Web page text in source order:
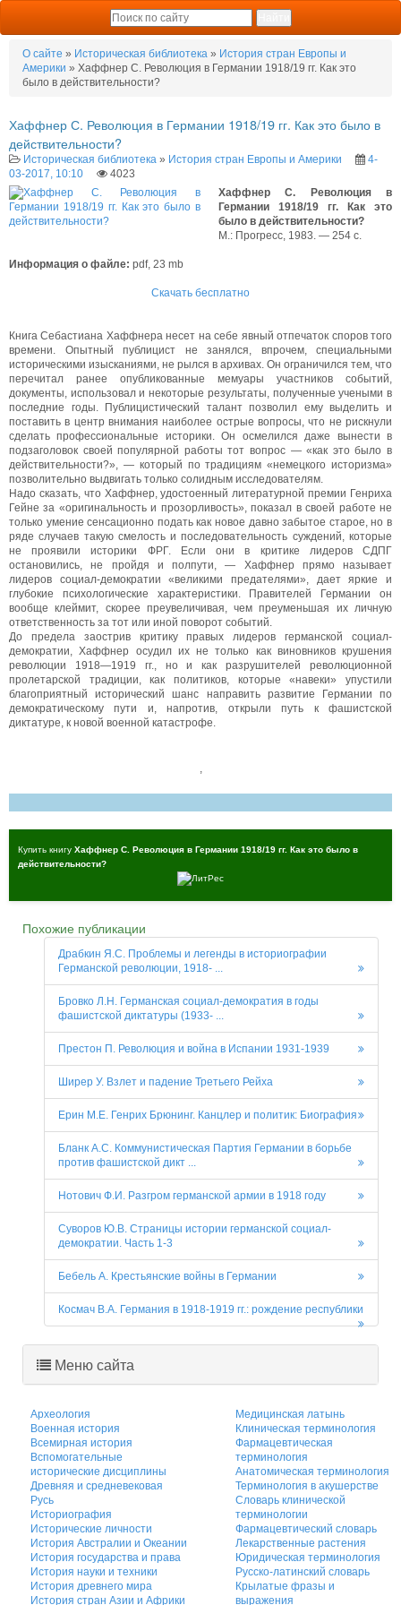
О сайте » Историческая библиотека » История стран Европы и
Америки » Хаффнер С. Революция в Германии 1918/19 гг. Как это
было в действительности?
Хаффнер С. Революция в Германии 1918/19 гг. Как это было в
действительности?
Историческая библиотека » История стран Европы и Америки
4-
03-2017, 10:10
4023
Хаффнер С. Революция в
Германии 1918/19 гг. Как это
было в действительности?
М.: Прогресс, 1983. — 254 с.
Информация о файле: pdf, 23 mb
Скачать бесплатно
Книга Себастиана Хаффнера несет на себе явный отпечаток споров того
времени. Опытный публицист не занялся, впрочем, специальными
историческими изысканиями, не рылся в архивах. Он ограничился тем, что
перечитал ранее опубликованные мемуары участников событий,
документы, использовал и некоторые результаты, полученные учеными в
последние годы. Публицистический талант позволил ему выделить и
поставить в центр внимания наиболее острые вопросы, что не рискнули
сделать профессиональные историки. Он осмелился даже вынести в
подзаголовок своей популярной работы тот вопрос — «как это было в
действительности?», — который по традициям «немецкого историзма»
позволительно выдвигать только солидным исследователям.
Надо сказать, что Хаффнер, удостоенный литературной премии Генриха
Гейне за «оригинальность и прозорливость», показал в своей работе не
только умение сенсационно подать как новое давно забытое старое, но в
ряде случаев такую смелость и последовательность суждений, которые
не проявили историки ФРГ. Если они в критике лидеров СДПГ
остановились, не пройдя и полпути, — Хаффнер прямо называет
лидеров социал-демократии «великими предателями», дает яркие и
глубокие психологические характеристики. Правителей Германии он
вообще клеймит, скорее преувеличивая, чем преуменьшая их личную
ответственность за тот или иной поворот событий.
До предела заострив критику правых лидеров германской социал-
демократии, Хаффнер осудил их не только как виновников крушения
революции 1918—1919 гг., но и как разрушителей революционной
пролетарской традиции, как политиков, которые «навеки» упустили
благоприятный исторический шанс направить развитие Германии по
демократическому пути и, напротив, открыли путь к фашистской
диктатуре, к новой военной катастрофе.
,
Купить книгу Хаффнер С. Революция в Германии 1918/19 гг. Как это было в
действительности?
Похожие публикации
Драбкин Я.С. Проблемы и легенды в историографии
Германской революции, 1918- ...
Бровко Л.Н. Германская социал-демократия в годы
фашистской диктатуры (1933- ...
Престон П. Революция и война в Испании 1931-1939
Ширер У. Взлет и падение Третьего Рейха
Ерин М.Е. Генрих Брюнинг. Канцлер и политик: Биография
Бланк А.С. Коммунистическая Партия Германии в борьбе
против фашистской дикт ...
Нотович Ф.И. Разгром германской армии в 1918 году
Суворов Ю.В. Страницы истории германской социал-
демократии. Часть 1-3
Бебель А. Крестьянские войны в Германии
Космач В.А. Германия в 1918-1919 гг.: рождение республики
Меню сайта
Археология
Военная история
Всемирная история
Вспомогательные
исторические дисциплины
Древняя и средневековая
Русь
Историография
Исторические личности
История Австралии и Океании
История государства и права
История науки и техники
История древнего мира
История стран Азии и Африки
Медицинская латынь
Клиническая терминология
Фармацевтическая
терминология
Анатомическая терминология
Терминология в акушерстве
Словарь клинической
терминологии
Фармацевтический словарь
Лекарственные растения
Юридическая терминология
Русско-латинский словарь
Крылатые фразы и
выражения